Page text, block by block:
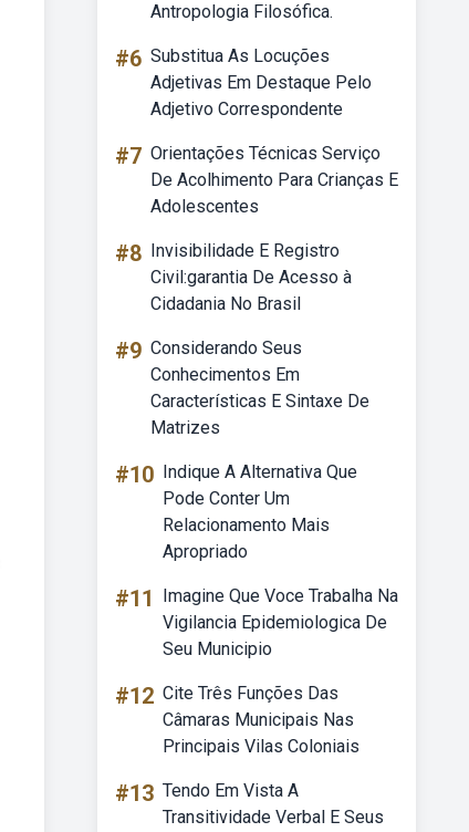
Antropologia Filosófica.
#6 Substitua As Locuções
Adjetivas Em Destaque Pelo
Adjetivo Correspondente
#7 Orientações Técnicas Serviço
De Acolhimento Para Crianças E
Adolescentes
#8 Invisibilidade E Registro
Civil:garantia De Acesso à
Cidadania No Brasil
#9 Considerando Seus
Conhecimentos Em
Características E Sintaxe De
Matrizes
#10 Indique A Alternativa Que
Pode Conter Um
Relacionamento Mais
Apropriado
#11
Imagine Que Voce Trabalha Na
Vigilancia Epidemiologica De
Seu Municipio
#12 Cite Três Funções Das
Câmaras Municipais Nas
Principais Vilas Coloniais
#13 Tendo Em Vista A
Transitividade Verbal E Seus